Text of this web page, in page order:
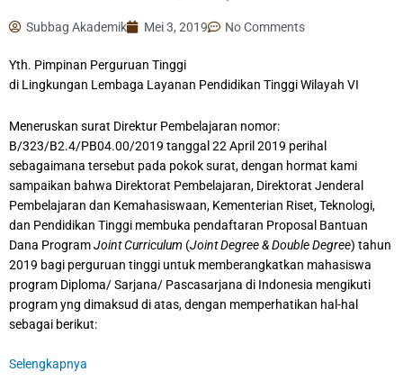
Subbag Akademik Mei 3, 2019 No Comments
Yth. Pimpinan Perguruan Tinggi
di Lingkungan Lembaga Layanan Pendidikan Tinggi Wilayah VI
Meneruskan surat Direktur Pembelajaran nomor:
B/323/B2.4/PB04.00/2019 tanggal 22 April 2019 perihal
sebagaimana tersebut pada pokok surat, dengan hormat kami
sampaikan bahwa Direktorat Pembelajaran, Direktorat Jenderal
Pembelajaran dan Kemahasiswaan, Kementerian Riset, Teknologi,
dan Pendidikan Tinggi membuka pendaftaran Proposal Bantuan
Dana ProgramJoint Curriculum (Joint Degree & Double Degree) tahun
2019 bagi perguruan tinggi untuk memberangkatkan mahasiswa
program Diploma/ Sarjana/ Pascasarjana di Indonesia mengikuti
program yng dimaksud di atas, dengan memperhatikan hal-hal
sebagai berikut:
Selengkapnya